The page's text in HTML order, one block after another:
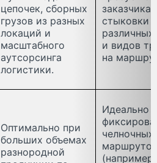
цепочек, сборных
грузов из разных
локаций и
масштабного
аутсорсинга
логистики.
заказчика
стыковки
различных
и видов
на
Оптимально при
больших объемах
разнородной
Идеально
челночных
маршрутов
(например,